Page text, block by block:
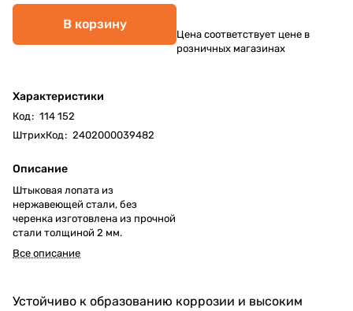
В корзину
Характеристики
Код: 114 152
ШтрихКод: 2402000039482
Описание
Штыковая лопата из
нержавеющей стали, без
черенка изготовлена из прочной
стали толщиной 2 мм.
Все описание
Цена соответствует цене в
розничных магазинах
Устойчиво к образованию коррозии и высоким